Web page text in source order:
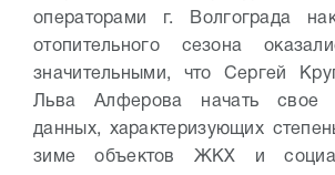
операторами г. Волгограда
отопительного сезона
значительными, что Сергей
Льва Алферова начать свое
данных, характеризующих
зиме объектов ЖКХ и